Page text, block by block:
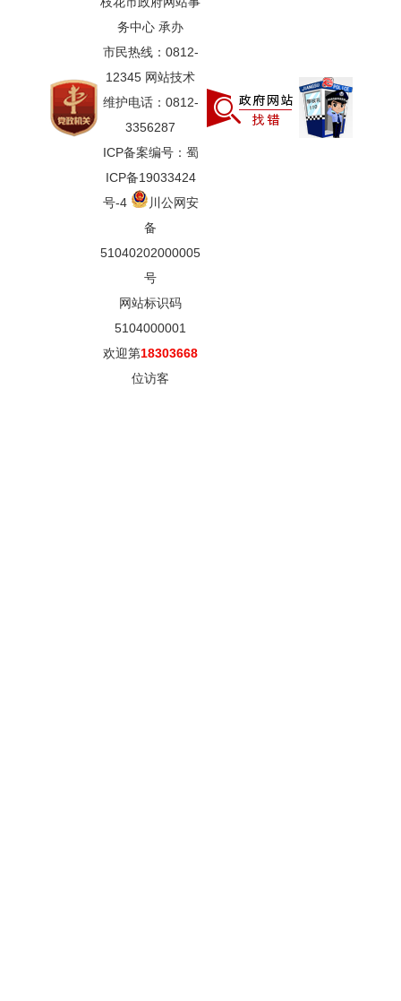
务中心 承办
市民热线：0812-
12345 网站技术
维护电话：0812-
3356287
ICP备案编号：蜀
ICP备19033424
号-4
川公网安
备
51040202000005
号
网站标识码
5104000001
欢迎第18303668
位访客